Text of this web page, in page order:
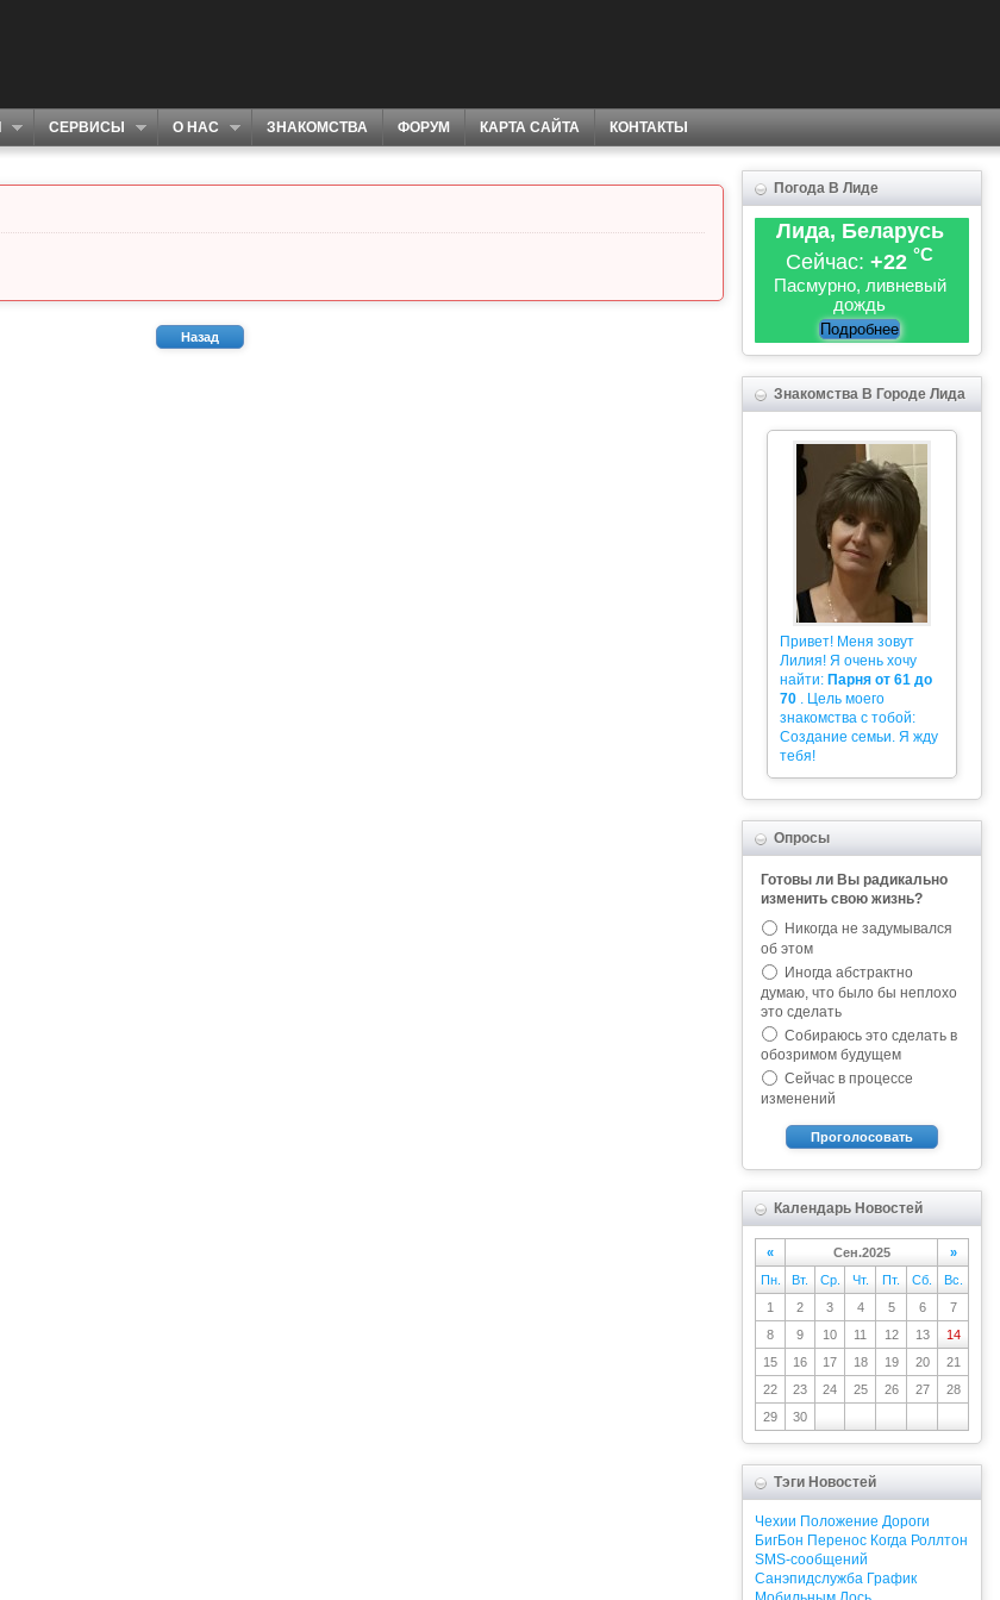
СЕРВИСЫ О НАС ЗНАКОМСТВА ФОРУМ КАРТА САЙТА КОНТАКТЫ
Назад
Погода В Лиде
Лида, Беларусь
Сейчас: +22 °C
Пасмурно, ливневый
дождь
Подробнее
Знакомства В Городе Лида
Привет! Меня зовут
Лилия! Я очень хочу
найти: Парня от 61 до
70 . Цель моего
знакомства с тобой:
Создание семьи. Я жду
тебя!
Опросы
Готовы ли Вы радикально
изменить свою жизнь?
Никогда не задумывался
об этом
Иногда абстрактно
думаю, что было бы неплохо
это сделать
Собираюсь это сделать в
обозримом будущем
Сейчас в процессе
изменений
Проголосовать
Календарь Новостей
« Сен.2025
»
Пн.
Вт. Ср. Чт. Пт. Сб.
Вс.
1
2 3 4 5 6
7
8
9 10 11 12 13
14
15
16 17 18 19 20
21
22
23 24 25 26 27
28
29
30
Тэги Новостей
Чехии Положение Дороги
БигБон Перенос Когда Роллтон
SMS-сообщений
Санэпидслужба График